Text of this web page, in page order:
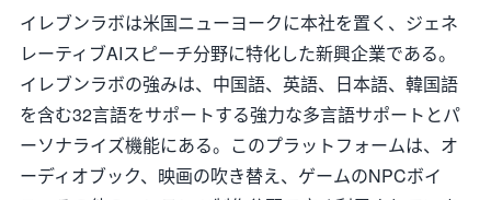
イレブンラボは米国ニューヨークに本社を置く、ジェネ
レーティブAIスピーチ分野に特化した新興企業である。
イレブンラボの強みは、中国語、英語、日本語、韓国語
を含む32言語をサポートする強力な多言語サポートとパ
ーソナライズ機能にある。このプラットフォームは、オ
ーディオブック、映画の吹き替え、ゲームのNPCボイ